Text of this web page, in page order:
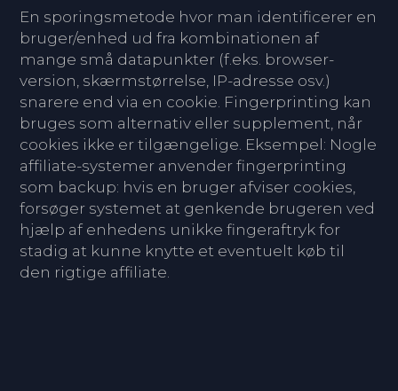
En sporingsmetode hvor man identificerer en
bruger/enhed ud fra kombinationen af
mange små datapunkter (f.eks. browser-
version, skærmstørrelse, IP-adresse osv.)
snarere end via en cookie. Fingerprinting kan
bruges som alternativ eller supplement, når
cookies ikke er tilgængelige. Eksempel: Nogle
affiliate-systemer anvender fingerprinting
som backup: hvis en bruger afviser cookies,
forsøger systemet at genkende brugeren ved
hjælp af enhedens unikke fingeraftryk for
stadig at kunne knytte et eventuelt køb til
den rigtige affiliate.